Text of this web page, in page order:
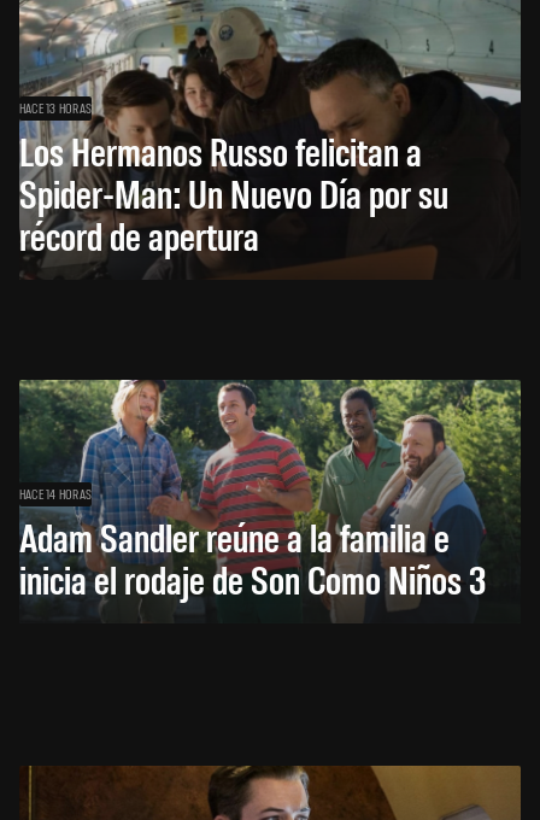
HACE 13 HORAS
Los Hermanos Russo felicitan a
Spider-Man: Un Nuevo Día por su
récord de apertura
HACE 14 HORAS
Adam Sandler reúne a la familia e
inicia el rodaje de Son Como Niños 3